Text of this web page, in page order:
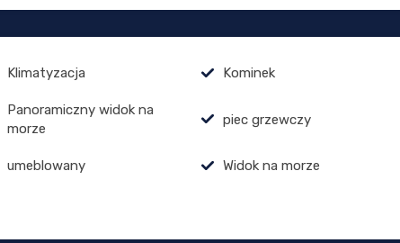
Klimatyzacja Kominek
Panoramiczny widok na
morze
piec grzewczy
umeblowany Widok na morze